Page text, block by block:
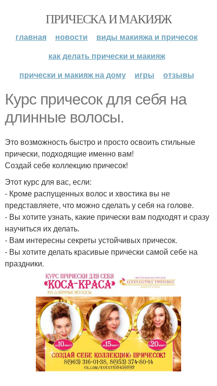
ПРИЧЕСКА И МАКИЯЖ
главная новости
виды макияжа и причесок
как делать прически и макияж
прически и макияж на дому
игры отзывы
Курс причесок для себя на
длинные волосы.
Это возможность быстро и просто освоить стильные
прически, подходящие именно вам!
Создай себе коллекцию причесок!
Этот курс для вас, если:
- Кроме распущенных волос и хвостика вы не
представляете, что можно сделать у себя на голове.
- Вы хотите узнать, какие прически вам подходят и сразу
научиться их делать.
- Вам интересны секреты устойчивых причесок.
- Вы хотите делать красивые прически самой себе на
праздники.